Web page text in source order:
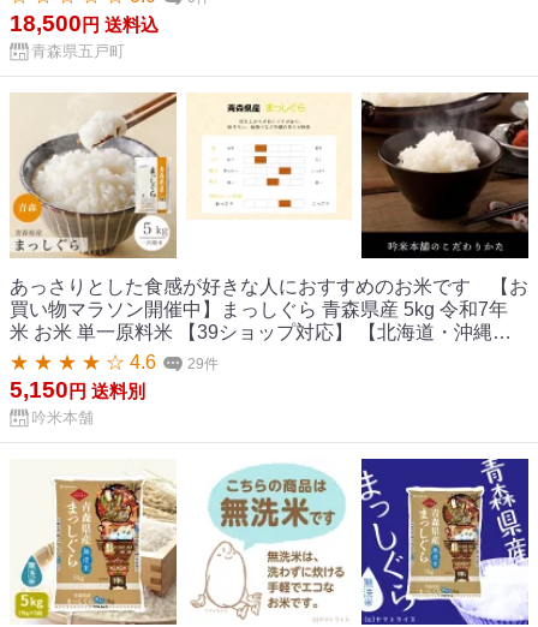
18,500 円 送料込
青森県五戸町
あっさりとした食感が好きな人におすすめのお米です 【お
買い物マラソン開催中】まっしぐら 青森県産 5kg 令和7年
米 お米 単一原料米 【39ショップ対応】 【北海道・沖縄
県・離島送料必要】【送料無料】
★ ★ ★ ★ ☆ 4.6 29件
5,150 円 送料別
吟米本舗